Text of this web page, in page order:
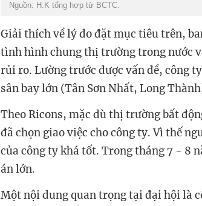
Nguồn: H.K tổng hợp từ BCTC.
Giải thích về lý do đặt mục tiêu trên,
tình hình chung thị trường trong nước
rủi ro. Lường trước được vấn đề, công
sân bay lớn (Tân Sơn Nhất, Long
Theo Ricons, mặc dù thị trường bất
đã chọn giao việc cho công ty. Vì thế
của công ty khá tốt. Trong tháng 7 - 8
án lớn.
Một nội dung quan trọng tại đại hội là